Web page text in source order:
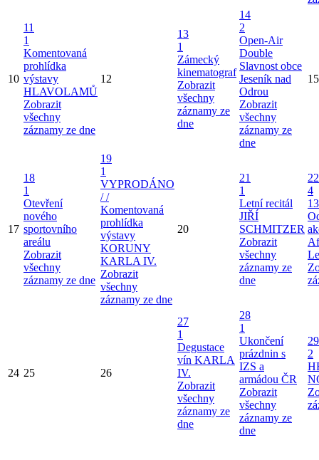
10
11
1
Komentovaná
prohlídka
výstavy
HLAVOLAMŮ
Zobrazit
všechny
záznamy ze dne
12
13
1
Zámecký
kinematograf
Zobrazit
všechny
záznamy ze
dne
14
2
Open-Air
Double
Slavnost obce
Jeseník nad
Odrou
Zobrazit
všechny
záznamy ze
dne
15
17
18
1
Otevření
nového
sportovního
areálu
Zobrazit
všechny
záznamy ze dne
19
1
VYPRODÁNO
/ /
Komentovaná
prohlídka
výstavy
KORUNY
KARLA IV.
Zobrazit
všechny
záznamy ze dne
20
21
1
Letní recitál
JIŘÍ
SCHMITZER
Zobrazit
všechny
záznamy ze
dne
22
4
24 25 26
27
1
Degustace
vín KARLA
IV.
Zobrazit
všechny
záznamy ze
dne
28
1
Ukončení
prázdnin s
IZS a
armádou ČR
Zobrazit
všechny
záznamy ze
dne
29
2